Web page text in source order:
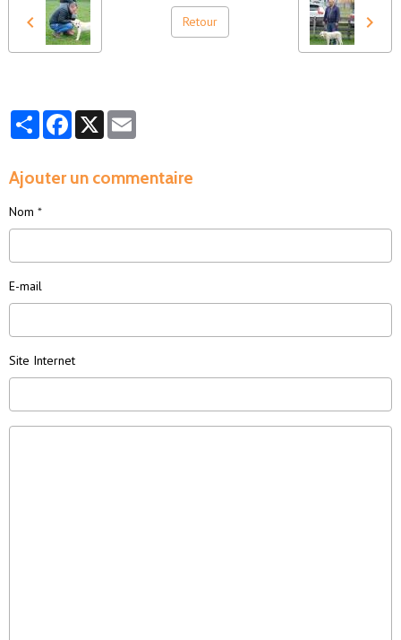
Retour
PartagerFacebook
X
Ajouter un commentaire
Nom
E-mail
Site Internet